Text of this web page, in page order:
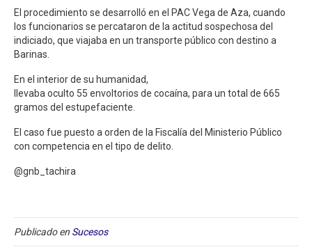
El procedimiento se desarrolló en el PAC Vega de Aza, cuando
los funcionarios se percataron de la actitud sospechosa del
indiciado, que viajaba en un transporte público con destino a
Barinas.
En el interior de su humanidad,
llevaba oculto 55 envoltorios de cocaína, para un total de 665
gramos del estupefaciente.
El caso fue puesto a orden de la Fiscalía del Ministerio Público
con competencia en el tipo de delito.
@gnb_tachira
Publicado en Sucesos